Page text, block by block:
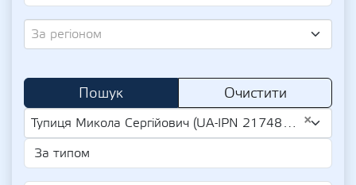
За регіоном
Пошук Очистити
×
Тупиця Микола Сергійович (UA-IPN 2174814230)